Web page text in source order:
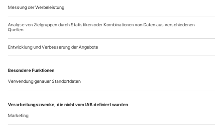
D. Dawson, C. Marston, M. Donlon «Movers & Shakers»
Karlsruhe
Für ihre mehrteiligen Programme fischt die Karlsruher
Ballettdirektorin Bridget Breiner nicht im großen Reservoir
des allseits Bekannt-Beliebten, sondern gründelt meist ein
wenig tiefer, holt Neues und Ungewöhnliches ins Badische,
wo ihr das Publikum erfreulich offen folgt. In der
Businesssprache sind «Movers & Shakers» Macher und
Impulsgeber, beim Tanz sorgen vor...